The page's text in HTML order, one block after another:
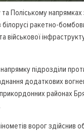
Поліському напрямках
ракетно-
військової
підрозділи
додаткових
районах
ворог здійснив